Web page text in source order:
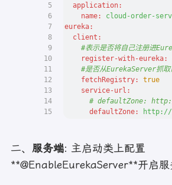
5
6
7
8
9
10
11
12
13
14
15
application:
name:
cloud-order-
eureka:
client:
#表示是否将自己注册进
register-with-eureka:
#是否从EurekaServer抓取
fetchRegistry:
true
service-url:
# defaultZone:
defaultZone:
http://
二、 服务端: 主启动类上配置
**@EnableEurekaServer**开启服